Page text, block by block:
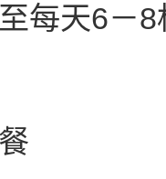
每天6－8